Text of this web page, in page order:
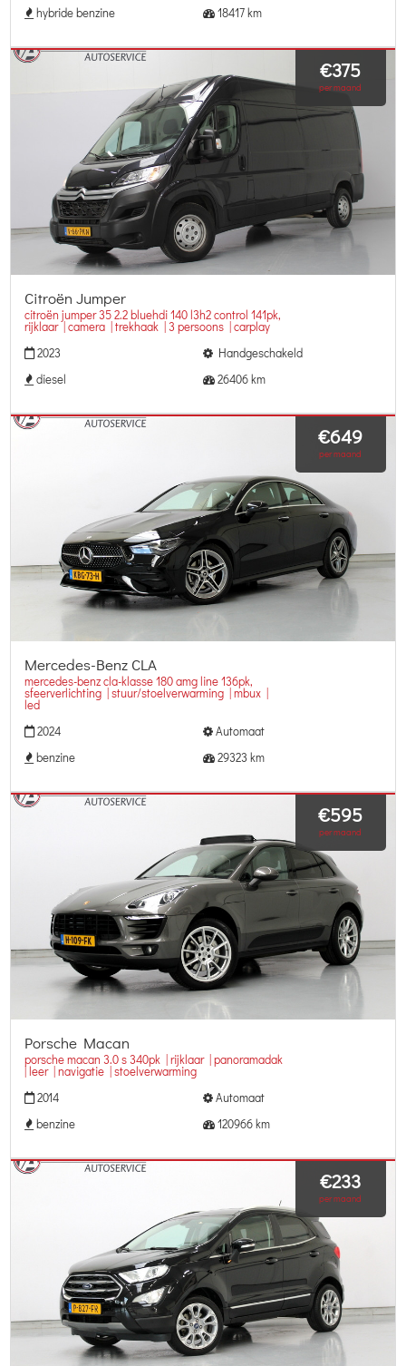
hybride benzine 18417 km
€375
per maand
Citroën Jumper
citroën jumper 35 2.2 bluehdi 140 l3h2 control 141pk,
rijklaar | camera | trekhaak | 3 persoons | carplay
2023
Handgeschakeld
diesel
26406 km
€649
per maand
Mercedes-Benz CLA
mercedes-benz cla-klasse 180 amg line 136pk,
sfeerverlichting | stuur/stoelverwarming | mbux |
led
2024
Automaat
benzine
29323 km
€595
per maand
Porsche Macan
porsche macan 3.0 s 340pk | rijklaar | panoramadak
| leer | navigatie | stoelverwarming
2014
Automaat
benzine
120966 km
€233
per maand